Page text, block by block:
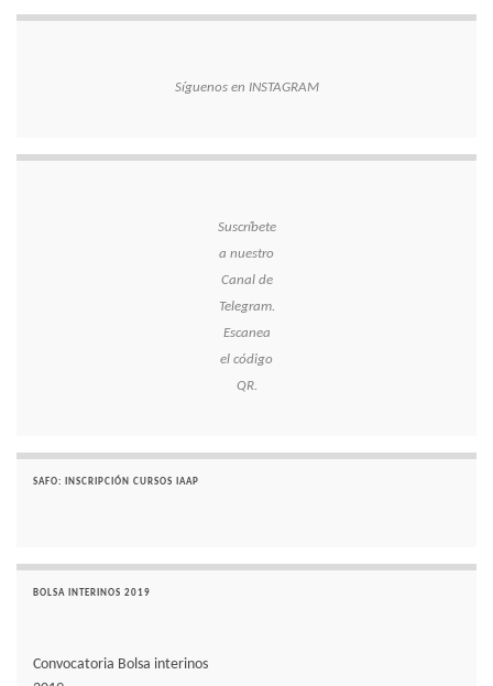
Síguenos en INSTAGRAM
Suscríbete
a nuestro
Canal de
Telegram.
Escanea
el código
QR.
SAFO: INSCRIPCIÓN CURSOS IAAP
BOLSA INTERINOS 2019
Convocatoria Bolsa interinos